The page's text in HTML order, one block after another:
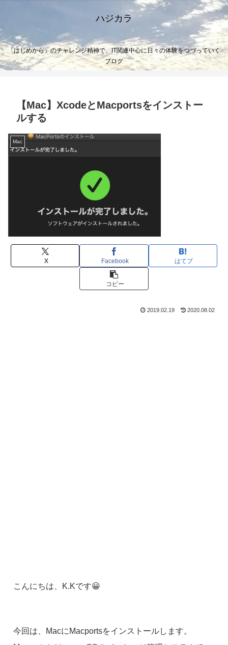
ハジカラ
「はじめから」のチャレンジ精神で、IT関連中心に日々の体験をつづっていく
ブログ
【Mac】XcodeとMacportsをインストー
ルする
Mac
X Facebook はてブ
コピー
2019.02.19 2020.08.02
こんにちは、K.Kです😀
今回は、MacにMacportsをインストールします。